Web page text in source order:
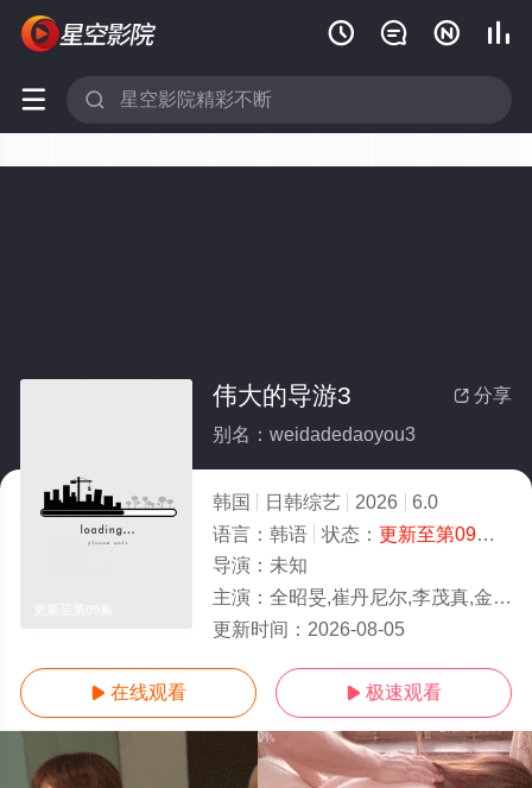
   
 
 分享
伟大的导游3
别名：weidadedaoyou3
韩国 日韩综艺 2026
6.0
语言： 韩语 状态： 更新至第09集
导演： 未知
主演： 全昭旻,崔丹尼尔,李茂真,金大浩,朴明秀
更新时间： 2026-08-05
 在线观看  极速观看